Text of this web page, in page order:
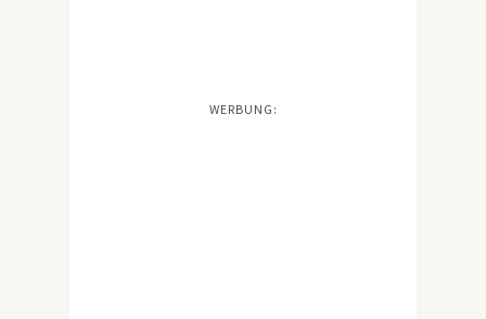
WERBUNG: